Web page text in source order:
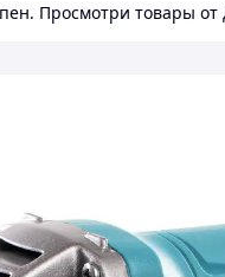
Просмотри товары от